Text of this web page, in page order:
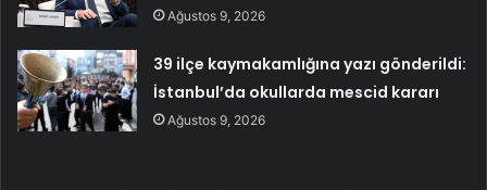
Ağustos 9, 2026
39 ilçe kaymakamlığına yazı gönderildi:
İstanbul’da okullarda mescid kararı
Ağustos 9, 2026